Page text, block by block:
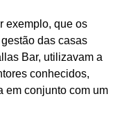
exemplo, que os
das casas
Bar, utilizavam a
conhecidos,
em conjunto com um